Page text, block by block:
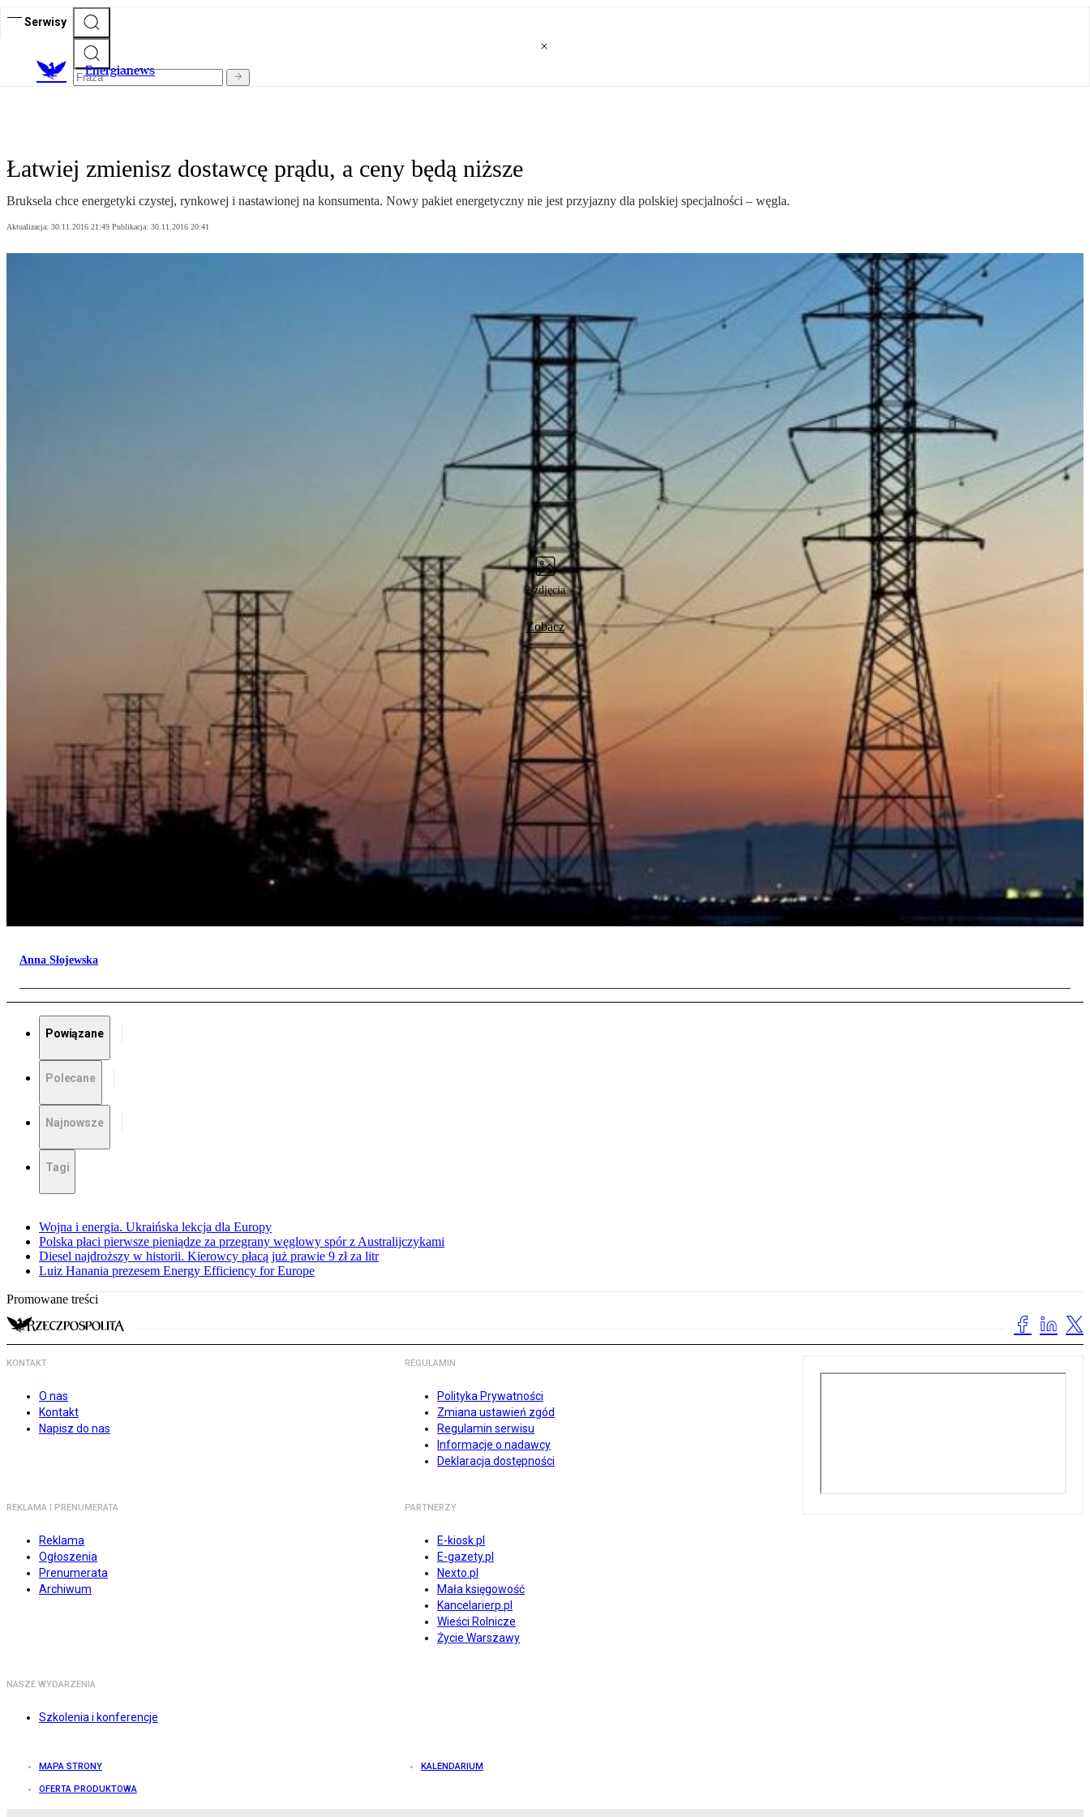
Serwisy
Energianews
Łatwiej zmienisz dostawcę prądu, a ceny będą niższe
Bruksela chce energetyki czystej, rynkowej i nastawionej na konsumenta. Nowy pakiet energetyczny nie jest przyjazny dla polskiej specjalności – węgla.
Aktualizacja: 30.11.2016 21:49 Publikacja: 30.11.2016 20:41
2 zdjęcia
Zobacz
Anna Słojewska
Powiązane
Polecane
Najnowsze
Tagi
Wojna i energia. Ukraińska lekcja dla Europy
Polska płaci pierwsze pieniądze za przegrany węglowy spór z Australijczykami
Diesel najdroższy w historii. Kierowcy płacą już prawie 9 zł za litr
Luiz Hanania prezesem Energy Efficiency for Europe
Promowane treści
KONTAKT
O nas
Kontakt
Napisz do nas
REGULAMIN
Polityka Prywatności
Zmiana ustawień zgód
Regulamin serwisu
Informacje o nadawcy
Deklaracja dostępności
REKLAMA I PRENUMERATA
Reklama
Ogłoszenia
Prenumerata
Archiwum
PARTNERZY
E-kiosk.pl
E-gazety.pl
Nexto.pl
Mała księgowość
Kancelarierp.pl
Wieści Rolnicze
Życie Warszawy
NASZE WYDARZENIA
Szkolenia i konferencje
MAPA STRONY KALENDARIUM
OFERTA PRODUKTOWA